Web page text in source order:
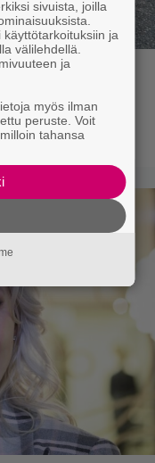
lunastaa
sivuista, joilla
ja
välilehdellä.
ja
myös ilman
peruste. Voit
tahansa